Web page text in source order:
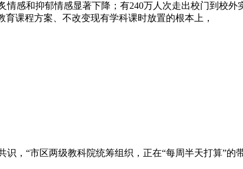
感和抑郁情感显著下降；有240万人次走出校门到校外
课程方案、不改变现有学科课时放置的根本上，
，“市区两级教科院统筹组织，正在“每周半天打算”的